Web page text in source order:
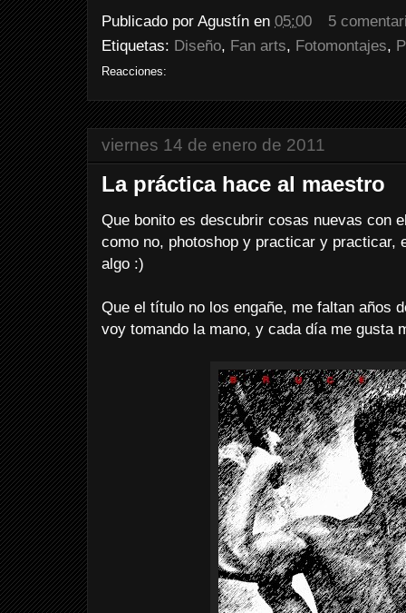
Publicado por Agustín en 05:00
5
Etiquetas: Diseño, Fan arts, Fotomontajes,
Reacciones:
viernes 14 de enero de 2011
La práctica hace al maestro
Que bonito es descubrir cosas nuevas con
como no, photoshop y practicar y practicar,
algo :)
Que el título no los engañe, me faltan años
voy tomando la mano, y cada día me gusta